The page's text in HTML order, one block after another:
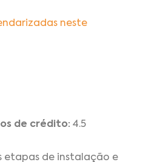
neste
de crédito:4.5
etapas de instalação e